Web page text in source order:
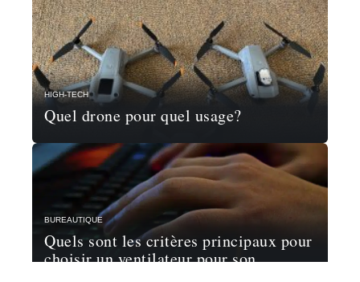
HIGH-TECH
Quel drone pour quel usage?
BUREAUTIQUE
Quels sont les critères principaux pour
choisir un ventilateur pour son